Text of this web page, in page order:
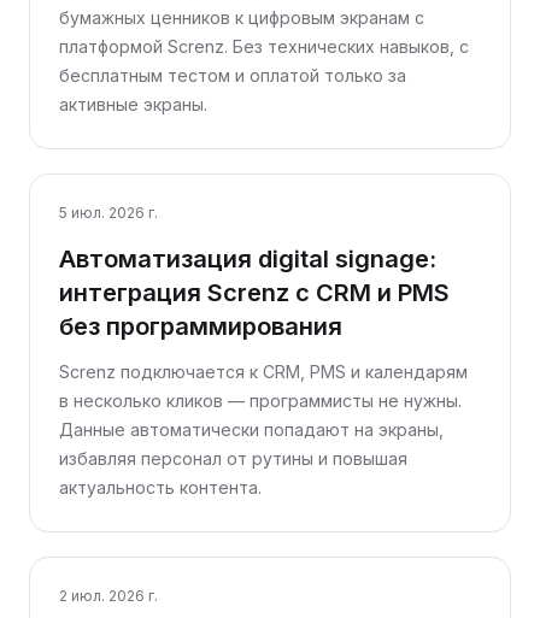
бумажных ценников к цифровым экранам с
платформой Screnz. Без технических навыков, с
бесплатным тестом и оплатой только за
активные экраны.
5 июл. 2026 г.
Автоматизация digital signage:
интеграция Screnz с CRM и PMS
без программирования
Screnz подключается к CRM, PMS и календарям
в несколько кликов — программисты не нужны.
Данные автоматически попадают на экраны,
избавляя персонал от рутины и повышая
актуальность контента.
2 июл. 2026 г.